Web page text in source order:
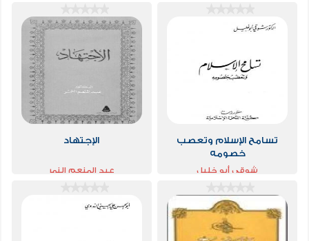
تسامح الإسلام وتعصب
خصومه
شوقي أبو خليل
الإجتهاد
عبد المنعم النمر